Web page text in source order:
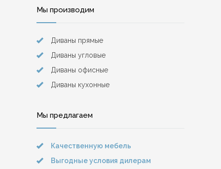
Мы производим
Диваны прямые
Диваны угловые
Диваны офисные
Диваны кухонные
Мы предлагаем
Качественную мебель
Выгодные условия дилерам